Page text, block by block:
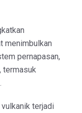
menimbulkan
pernapasan,
termasuk
terjadi